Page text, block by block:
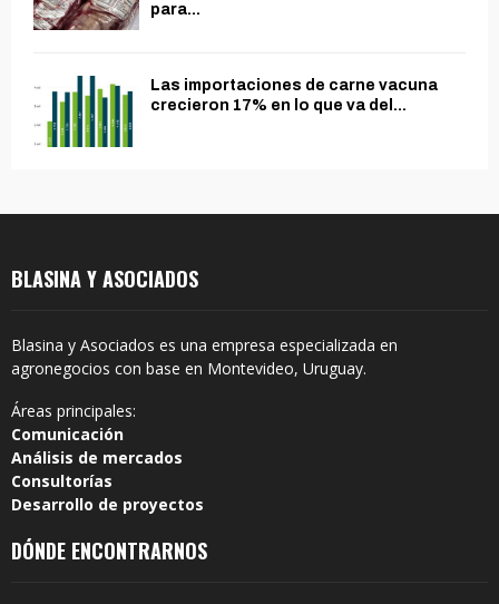
para...
Las importaciones de carne vacuna
crecieron 17% en lo que va del...
BLASINA Y ASOCIADOS
Blasina y Asociados es una empresa especializada en
agronegocios con base en Montevideo, Uruguay.
Áreas principales:
Comunicación
Análisis de mercados
Consultorías
Desarrollo de proyectos
DÓNDE ENCONTRARNOS